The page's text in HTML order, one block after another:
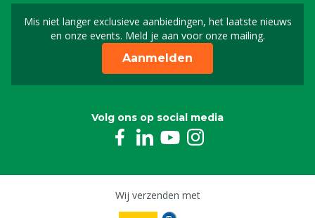
Mis niet langer exclusieve aanbiedingen, het laatste nieuws
en onze events. Meld je aan voor onze mailing.
Schrijf je in voor onze
Aanmelden
Volg ons op social media
Wij verzenden met